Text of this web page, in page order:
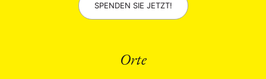
SPENDEN SIE JETZT!
Orte